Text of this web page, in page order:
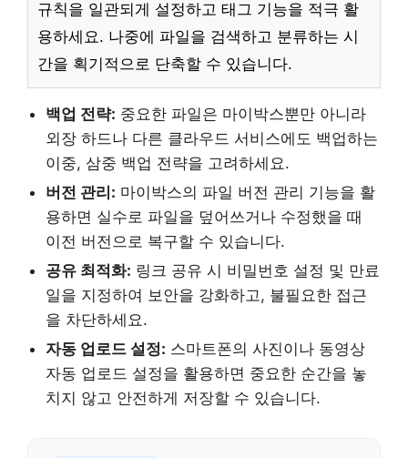
규칙을 일관되게 설정하고 태그 기능을 적극 활
용하세요. 나중에 파일을 검색하고 분류하는 시
간을 획기적으로 단축할 수 있습니다.
백업 전략: 중요한 파일은 마이박스뿐만 아니라
외장 하드나 다른 클라우드 서비스에도 백업하는
이중, 삼중 백업 전략을 고려하세요.
버전 관리: 마이박스의 파일 버전 관리 기능을 활
용하면 실수로 파일을 덮어쓰거나 수정했을 때
이전 버전으로 복구할 수 있습니다.
공유 최적화: 링크 공유 시 비밀번호 설정 및 만료
일을 지정하여 보안을 강화하고, 불필요한 접근
을 차단하세요.
자동 업로드 설정: 스마트폰의 사진이나 동영상
자동 업로드 설정을 활용하면 중요한 순간을 놓
치지 않고 안전하게 저장할 수 있습니다.